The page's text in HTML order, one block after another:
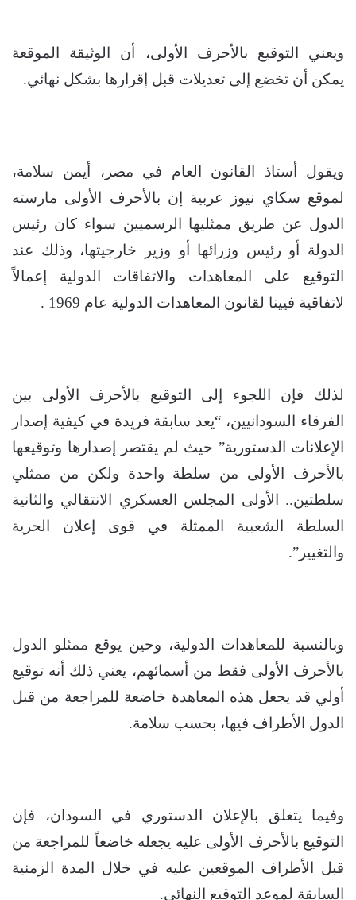
ويعني التوقيع بالأحرف الأولى، أن الوثيقة الموقعة
يمكن أن تخضع إلى تعديلات قبل إقرارها بشكل نهائي.
ويقول أستاذ القانون العام في مصر، أيمن سلامة،
لموقع سكاي نيوز عربية إن بالأحرف الأولى مارسته
الدول عن طريق ممثليها الرسميين سواء كان رئيس
الدولة أو رئيس وزرائها أو وزير خارجيتها، وذلك عند
التوقيع على المعاهدات والاتفاقات الدولية إعمالاً
لاتفاقية فيينا لقانون المعاهدات الدولية عام 1969 .
لذلك فإن اللجوء إلى التوقيع بالأحرف الأولى بين
الفرقاء السودانيين، “يعد سابقة فريدة في كيفية إصدار
الإعلانات الدستورية” حيث لم يقتصر إصدارها وتوقيعها
بالأحرف الأولى من سلطة واحدة ولكن من ممثلي
سلطتين.. الأولى المجلس العسكري الانتقالي والثانية
السلطة الشعبية الممثلة في قوى إعلان الحرية
والتغيير”.
وبالنسبة للمعاهدات الدولية، وحين يوقع ممثلو الدول
بالأحرف الأولى فقط من أسمائهم، يعني ذلك أنه توقيع
أولي قد يجعل هذه المعاهدة خاضعة للمراجعة من قبل
الدول الأطراف فيها، بحسب سلامة.
وفيما يتعلق بالإعلان الدستوري في السودان، فإن
التوقيع بالأحرف الأولى عليه يجعله خاضعاً للمراجعة من
قبل الأطراف الموقعين عليه في خلال المدة الزمنية
السابقة لموعد التوقيع النهائي.